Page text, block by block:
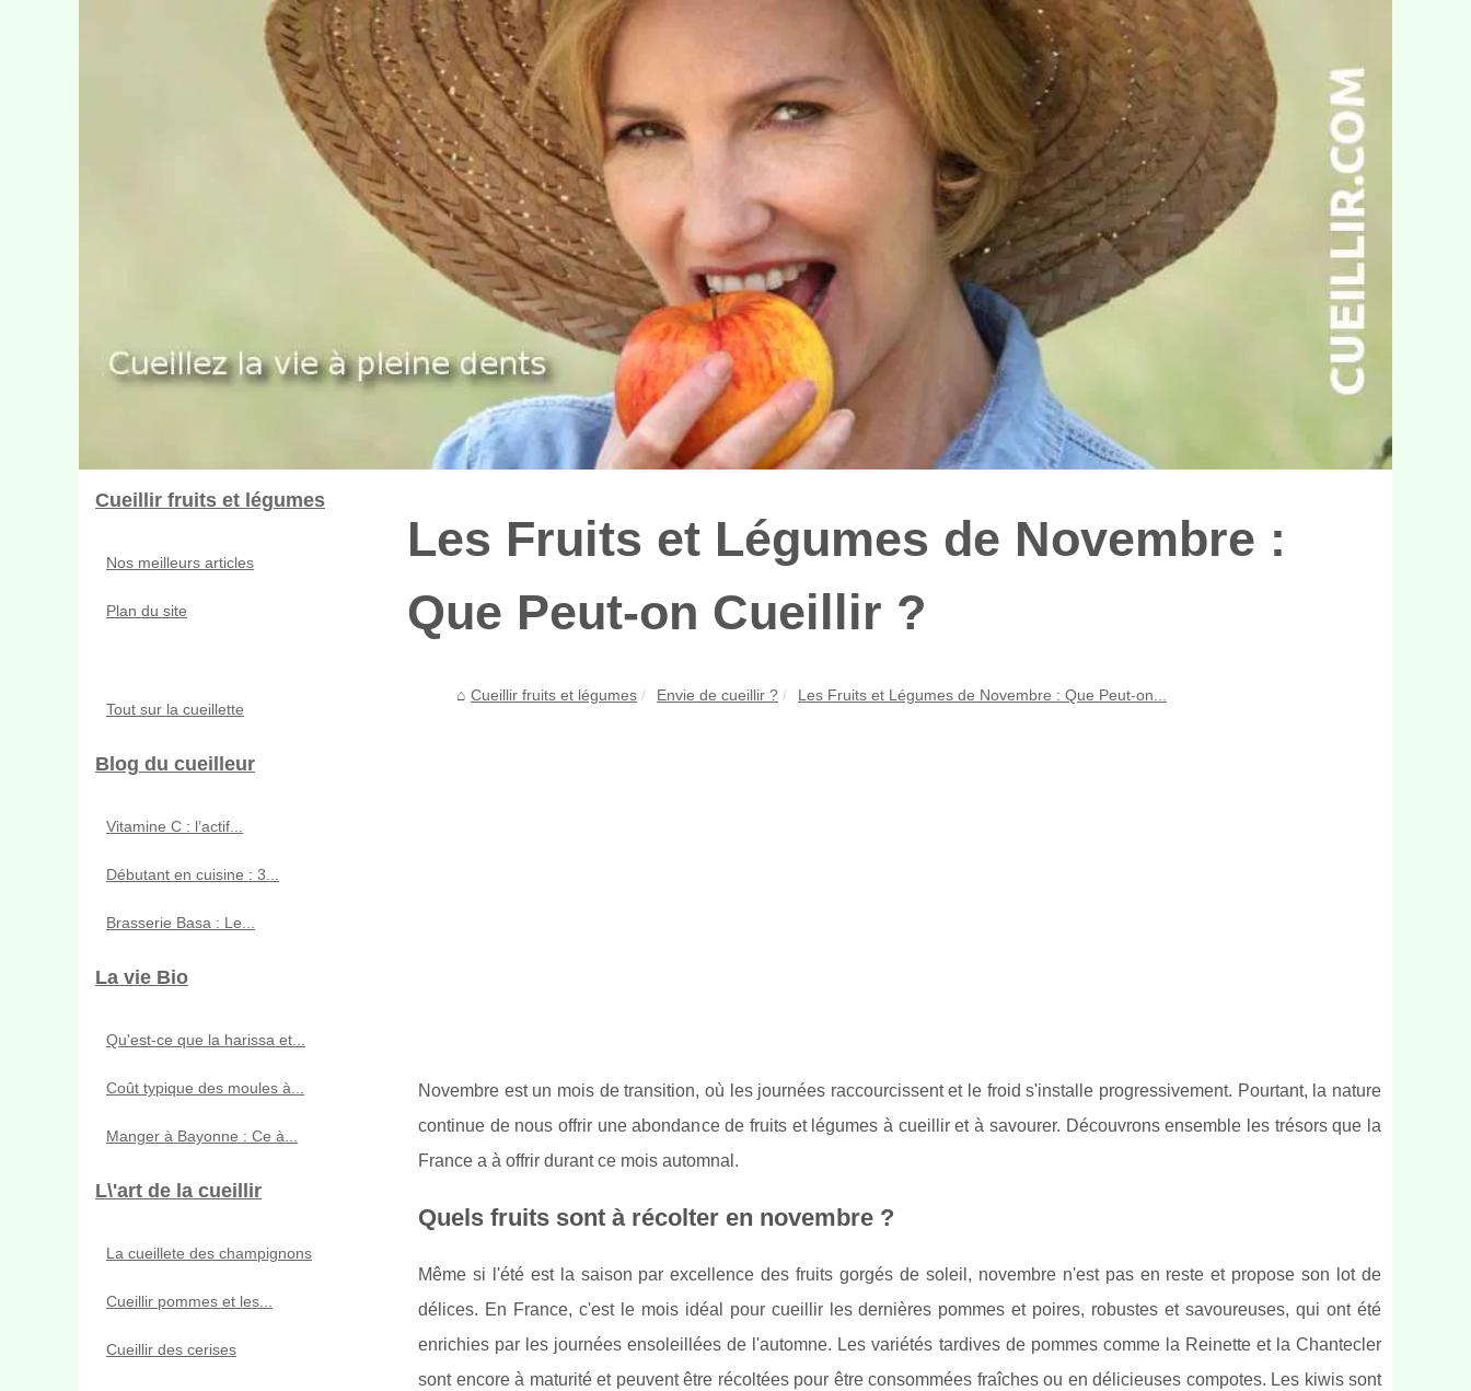
Les Fruits et Légumes de Novembre :
Que Peut-on Cueillir ?
Cueillir fruits et légumes Envie de cueillir ? Les Fruits et Légumes de Novembre : Que Peut-on...
Novembre est un mois de transition, où les journées raccourcissent et le froid s'installe progressivement. Pourtant, la nature
continue de nous offrir une abondance de fruits et légumes à cueillir et à savourer. Découvrons ensemble les trésors que la
France a à offrir durant ce mois automnal.
Quels fruits sont à récolter en novembre ?
Même si l'été est la saison par excellence des fruits gorgés de soleil, novembre n'est pas en reste et propose son lot de
délices. En France, c'est le mois idéal pour cueillir les dernières pommes et poires, robustes et savoureuses, qui ont été
enrichies par les journées ensoleillées de l'automne. Les variétés tardives de pommes comme la Reinette et la Chantecler
sont encore à maturité et peuvent être récoltées pour être consommées fraîches ou en délicieuses compotes. Les kiwis sont
Cueillir fruits et légumes
Nos meilleurs articles
Plan du site
Tout sur la cueillette
Blog du cueilleur
Vitamine C : l’actif...
Débutant en cuisine : 3...
Brasserie Basa : Le...
La vie Bio
Qu'est-ce que la harissa et...
Coût typique des moules à...
Manger à Bayonne : Ce à...
L\'art de la cueillir
La cueillete des champignons
Cueillir pommes et les...
Cueillir des cerises